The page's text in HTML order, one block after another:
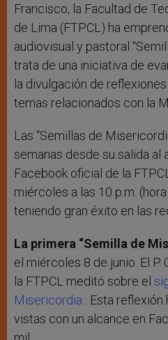
Francisco, la Facultad de
de Lima (FTPCL) ha
audiovisual y pastoral
trata de una iniciativa de
la divulgación de
temas relacionados con la
Las “Semillas de
semanas desde su salida al
Facebook oficial de la
miércoles a las 10 p.m.
teniendo gran éxito en las
La primera “Semilla de
el miércoles 8 de junio. El P.
la FTPCL meditó sobre el
Misericordia . Esta
vistas con un alcance en